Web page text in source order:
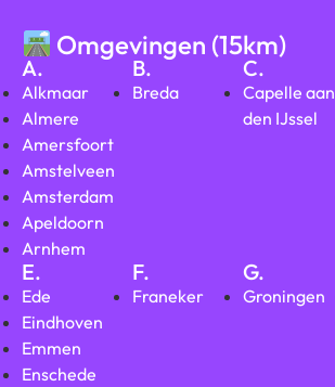
Omgevingen (15km)
A.
Alkmaar
Almere
Amersfoort
Amstelveen
Amsterdam
Apeldoorn
Arnhem
B.
Breda
C.
Capelle aan
den IJssel
E.
Ede
Eindhoven
Emmen
Enschede
F.
Franeker
G.
Groningen